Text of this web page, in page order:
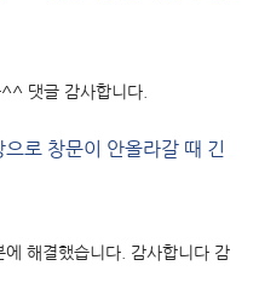
댓글 감사합니다.
로 창문이 안올라갈 때 긴
해결했습니다. 감사합니다 감